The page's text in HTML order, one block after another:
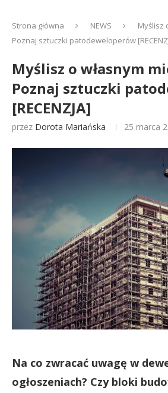
Strona główna NEWS
Myślisz
Poznaj sztuczki patodeweloperów
Myślisz o własnym
Poznaj sztuczki
[RECENZJA]
przez Dorota Mariańska 25 marca
Na co zwracać uwagę w
ogłoszeniach? Czy bloki